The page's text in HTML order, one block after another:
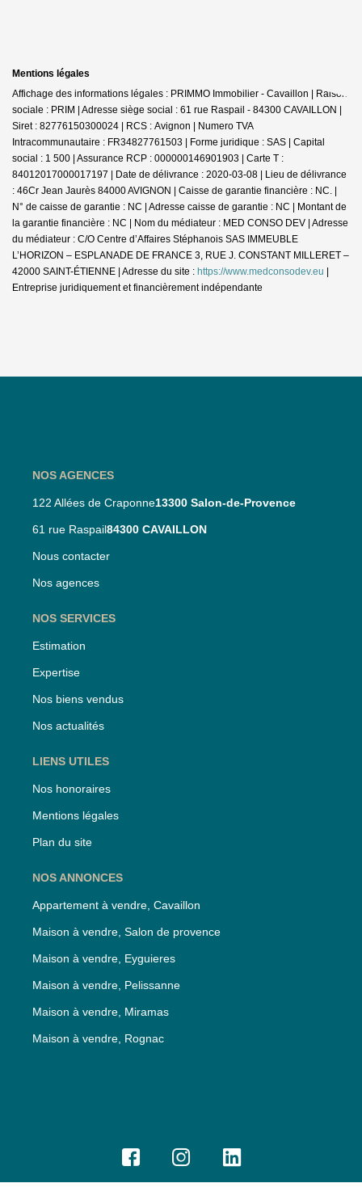
Mentions légales
Affichage des informations légales : PRIMMO Immobilier - Cavaillon | Raison
sociale : PRIM | Adresse siège social : 61 rue Raspail - 84300 CAVAILLON |
Siret : 82776150300024 | RCS : Avignon | Numero TVA
Intracommunautaire : FR34827761503 | Forme juridique : SAS | Capital
social : 1 500 | Assurance RCP : 000000146901903 | Carte T :
84012017000017197 | Date de délivrance : 2020-03-08 | Lieu de délivrance
: 46Cr Jean Jaurès 84000 AVIGNON | Caisse de garantie financière : NC. |
N° de caisse de garantie : NC | Adresse caisse de garantie : NC | Montant de
la garantie financière : NC | Nom du médiateur : MED CONSO DEV | Adresse
du médiateur : C/O Centre d’Affaires Stéphanois SAS IMMEUBLE
L’HORIZON – ESPLANADE DE FRANCE 3, RUE J. CONSTANT MILLERET –
42000 SAINT-ÉTIENNE | Adresse du site : https://www.medconsodev.eu |
Entreprise juridiquement et financièrement indépendante
NOS AGENCES
122 Allées de Craponne13300 Salon-de-Provence
61 rue Raspail84300 CAVAILLON
Nous contacter
Nos agences
NOS SERVICES
Estimation
Expertise
Nos biens vendus
Nos actualités
LIENS UTILES
Nos honoraires
Mentions légales
Plan du site
NOS ANNONCES
Appartement à vendre, Cavaillon
Maison à vendre, Salon de provence
Maison à vendre, Eyguieres
Maison à vendre, Pelissanne
Maison à vendre, Miramas
Maison à vendre, Rognac